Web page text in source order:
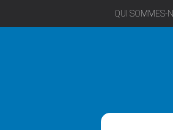
QUI SOMMES-